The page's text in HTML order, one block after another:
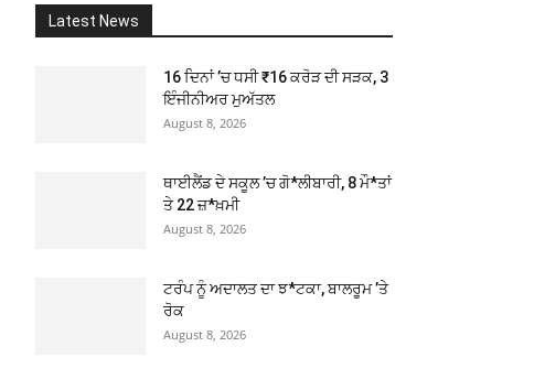
Latest News
16 ਦਿਨਾਂ ’ਚ ਧਸੀ ₹16 ਕਰੋੜ ਦੀ ਸੜਕ, 3
ਇੰਜੀਨੀਅਰ ਮੁਅੱਤਲ
August 8, 2026
ਥਾਈਲੈਂਡ ਦੇ ਸਕੂਲ ’ਚ ਗੋ*ਲੀਬਾਰੀ, 8 ਮੌ*ਤਾਂ
ਤੇ 22 ਜ਼*ਖ਼ਮੀ
August 8, 2026
ਟਰੰਪ ਨੂੰ ਅਦਾਲਤ ਦਾ ਝ*ਟਕਾ, ਬਾਲਰੂਮ ’ਤੇ
ਰੋਕ
August 8, 2026